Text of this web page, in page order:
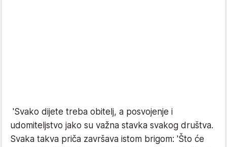
'Svako dijete treba obitelj, a posvojenje i
udomiteljstvo jako su važna stavka svakog društva.
Svaka takva priča završava istom brigom: 'Što će